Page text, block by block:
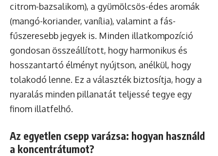
citrom-bazsalikom), a gyümölcsös-édes aromák
(mangó-koriander, vanília), valamint a fás-
fűszeresebb jegyek is. Minden illatkompozíció
gondosan összeállított, hogy harmonikus és
hosszantartó élményt nyújtson, anélkül, hogy
tolakodó lenne. Ez a választék biztosítja, hogy a
nyaralás minden pillanatát teljessé tegye egy
finom illatfelhő.
Az egyetlen csepp varázsa: hogyan használd
a koncentrátumot?